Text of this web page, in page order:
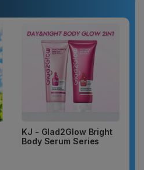
KJ - Glad2Glow Bright
Body Serum Series